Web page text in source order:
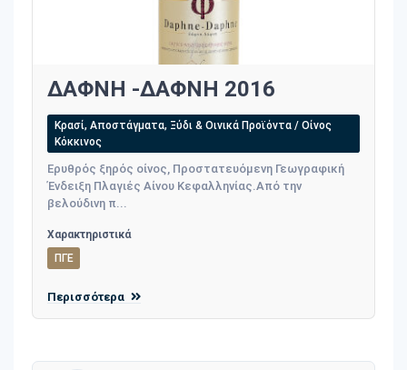
ΔΑΦΝΗ -ΔΑΦΝΗ 2016
Κρασί, Αποστάγματα, Ξύδι & Οινικά Προϊόντα / Οίνος
Κόκκινος
Ερυθρός ξηρός οίνος, Προστατευόμενη Γεωγραφική
Ένδειξη Πλαγιές Αίνου Κεφαλληνίας.Από την
βελούδινη π...
Χαρακτηριστικά
ΠΓΕ
Περισσότερα